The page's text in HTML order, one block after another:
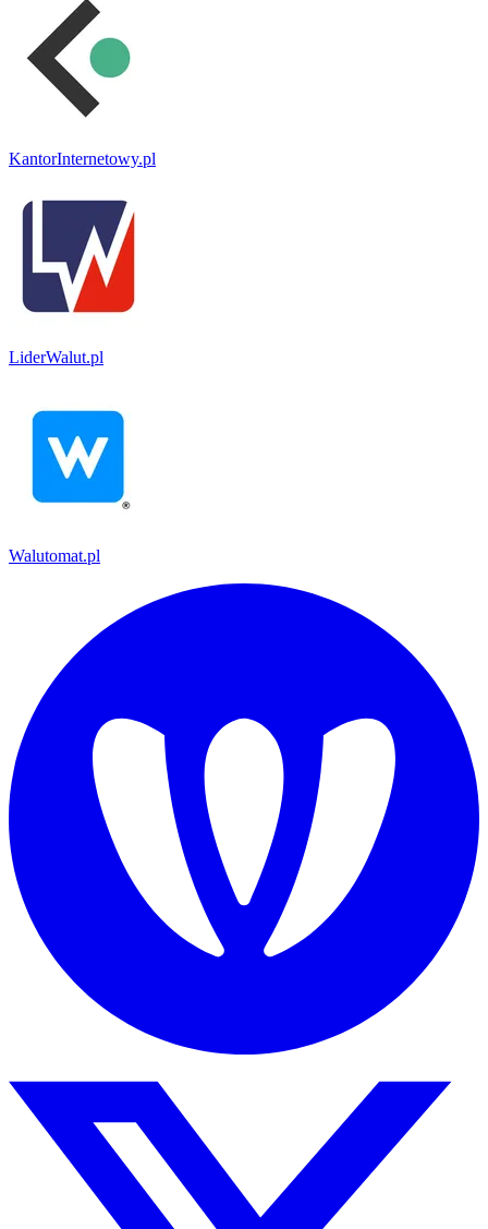
KantorInternetowy.pl
LiderWalut.pl
Walutomat.pl